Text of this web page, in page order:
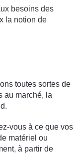
besoins des
la notion de
toutes sortes de
au marché, la
vous à ce que vos
matériel ou
à partir de